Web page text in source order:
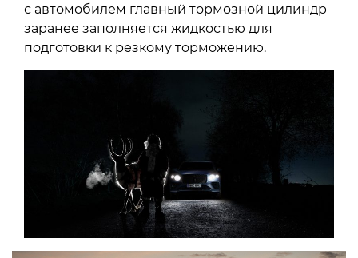
с автомобилем главный тормозной цилиндр
заранее заполняется жидкостью для
подготовки к резкому торможению.